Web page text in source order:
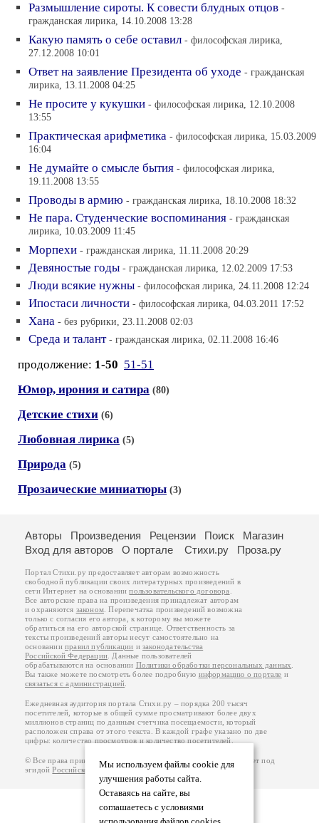
Размышление сироты. К совести блудных отцов -
гражданская лирика, 14.10.2008 13:28
Какую память о себе оставил - философская лирика,
27.12.2008 10:01
Ответ на заявление Президента об уходе - гражданская
лирика, 13.11.2008 04:25
Не просите у кукушки - философская лирика, 12.10.2008
13:55
Практическая арифметика - философская лирика, 15.03.2009
16:04
Не думайте о смысле бытия - философская лирика,
19.11.2008 13:55
Проводы в армию - гражданская лирика, 18.10.2008 18:32
Не пара. Студенческие воспоминания - гражданская
лирика, 10.03.2009 11:45
Морпехи - гражданская лирика, 11.11.2008 20:29
Девяностые годы - гражданская лирика, 12.02.2009 17:53
Люди всякие нужны - философская лирика, 24.11.2008 12:24
Ипостаси личности - философская лирика, 04.03.2011 17:52
Хана - без рубрики, 23.11.2008 02:03
Среда и талант - гражданская лирика, 02.11.2008 16:46
продолжение: 1-50 51-51
Юмор, ирония и сатира (80)
Детские стихи (6)
Любовная лирика (5)
Природа (5)
Прозаические миниатюры (3)
Мы используем файлы cookie для
улучшения работы сайта.
Оставаясь на сайте, вы
соглашаетесь с условиями
Авторы Произведения Рецензии Поиск
Магазин
Вход для авторов
О портале Стихи.ру Проза.ру
Портал Стихи.ру предоставляет авторам возможность
свободной публикации своих литературных произведений в
сети Интернет на основаниипользовательского договора
Все авторские права на произведения принадлежат авторам
и охраняются законом . Перепечатка произведений возможна
только с согласия его автора, к которому вы можете
обратиться на его авторской странице. Ответственность за
тексты произведений авторы несут самостоятельно на
основанииправил публикации изаконодательства
Российской Федерации . Данные пользователей
обрабатываются на основании Политики обработки персональных данных
Вы также можете посмотреть более подробную информацию о портале и
связаться с администрацией
Ежедневная аудитория портала Стихи.ру – порядка 200 тысяч
посетителей, которые в общей сумме просматривают более двух
миллионов страниц по данным счетчика посещаемости, который
расположен справа от этого текста. В каждой графе указано по две
цифры: количество просмотров и количество посетителей.
© Все права принадлежат авторам, 2000-2026. Портал работает под
эгидойРоссийского союза писателей.18+